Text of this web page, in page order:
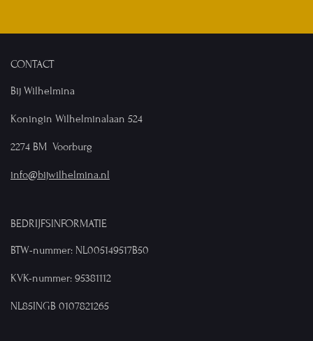
CONTACT
Bij Wilhelmina
Koningin Wilhelminalaan 524
2274 BM Voorburg
info@bijwilhelmina.nl
BEDRIJFSINFORMATIE
BTW-nummer: NL005149517B50
KVK-nummer: 95381112
NL85INGB 0107821265